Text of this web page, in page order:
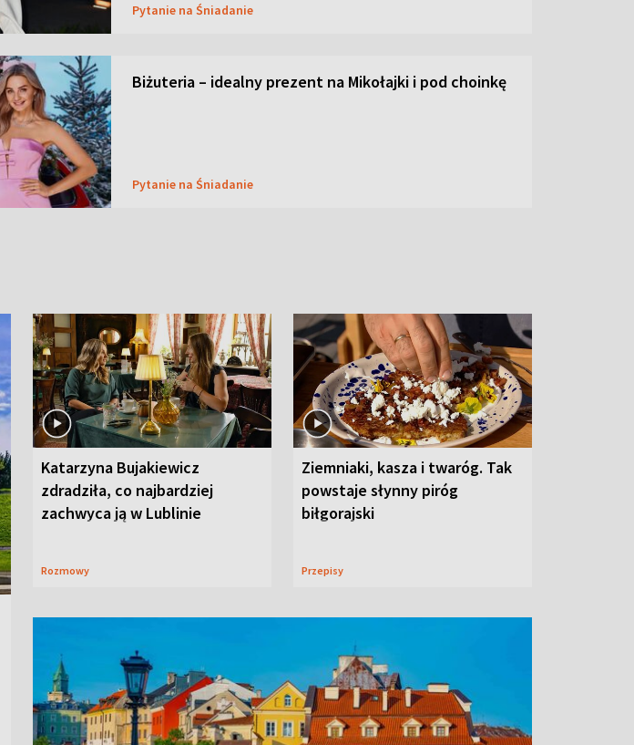
Pytanie na Śniadanie
Biżuteria – idealny prezent na Mikołajki i pod choinkę
Pytanie na Śniadanie
Katarzyna Bujakiewicz
zdradziła, co najbardziej
zachwyca ją w Lublinie
Rozmowy
Ziemniaki, kasza i twaróg. Tak
powstaje słynny piróg
biłgorajski
Przepisy